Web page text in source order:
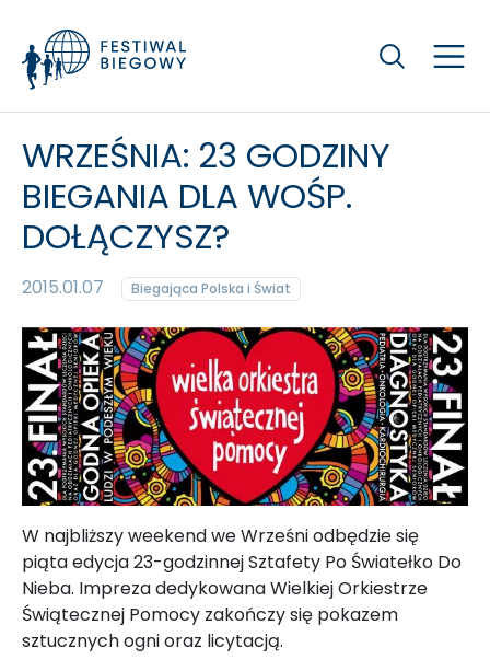
Szukaj
WRZEŚNIA: 23 GODZINY
BIEGANIA DLA WOŚP.
DOŁĄCZYSZ?
2015.01.07 Biegająca Polska i Świat
W najbliższy weekend we Wrześni odbędzie się
piąta edycja 23-godzinnej Sztafety Po Światełko Do
Nieba. Impreza dedykowana Wielkiej Orkiestrze
Świątecznej Pomocy zakończy się pokazem
sztucznych ogni oraz licytacją.